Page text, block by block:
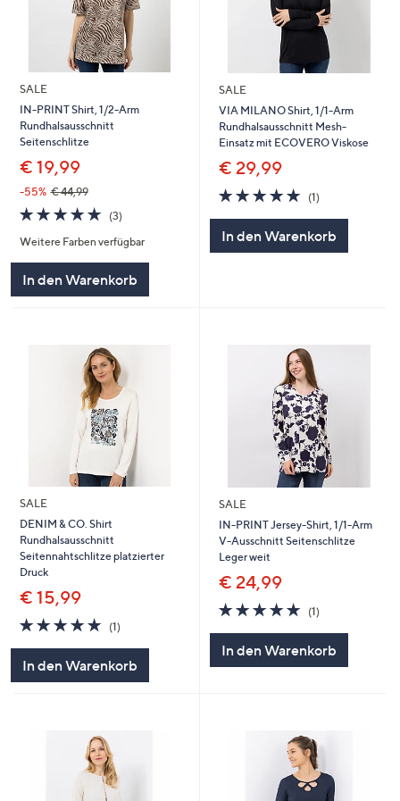
SALE
IN-PRINT Shirt, 1/2-Arm
Rundhalsausschnitt
Seitenschlitze
€ 19,99
-55% € 44,99
5.0
von
5
(3)
Weitere Farben verfügbar
In den Warenkorb
SALE
VIA MILANO Shirt, 1/1-Arm
Rundhalsausschnitt Mesh-
Einsatz mit ECOVERO Viskose
€ 29,99
5.0
von
5
(1)
In den Warenkorb
SALE
DENIM & CO. Shirt
Rundhalsausschnitt
Seitennahtschlitze platzierter
Druck
€ 15,99
5.0
von
(1)
In den Warenkorb
SALE
IN-PRINT Jersey-Shirt, 1/1-Arm
V-Ausschnitt Seitenschlitze
Leger weit
€ 24,99
5.0
von
5
(1)
In den Warenkorb